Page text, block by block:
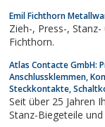
Emil Fichthorn
Zieh-, Press-, Stanz- und Umformteile sowie Baugruppen von
Fichthorn.
Atlas Contacte GmbH:
Anschlussklemmen,
Steckkontakte,
Seit über 25 Jahren
Stanz-Biegeteile